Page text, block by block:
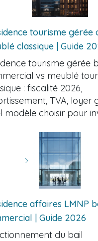
tourisme gérée
classique | Guide
tourisme gérée
vs meublé
: fiscalité 2026,
TVA, loyer
modèle choisir pour
affaires LMNP
| Guide 2026
du bail